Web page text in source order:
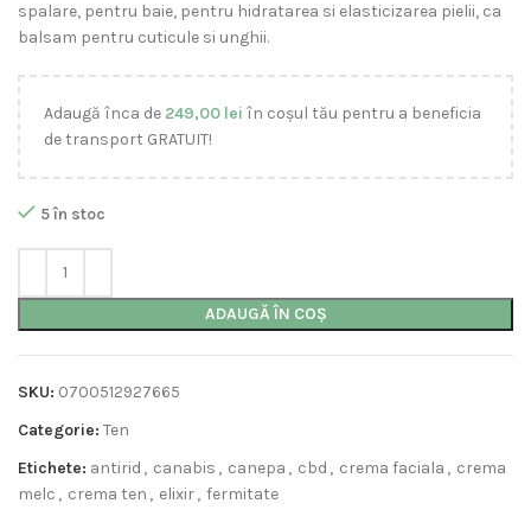
spalare, pentru baie, pentru hidratarea si elasticizarea pielii, ca
balsam pentru cuticule si unghii.
Adaugă înca de 249,00 lei în coșul tău pentru a beneficia
de transport GRATUIT!
5 în stoc
ADAUGĂ ÎN COȘ
SKU: 0700512927665
Categorie: Ten
Etichete: antirid , canabis , canepa , cbd , crema faciala , crema
melc , crema ten , elixir, fermitate